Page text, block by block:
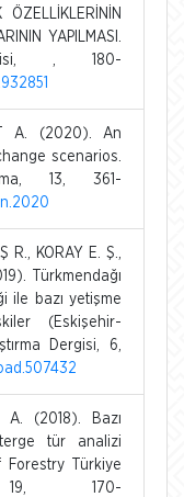
YAPILMASI.
, 180-
A. (2020). An
scenarios.
13, 361-
R., KORAY E. Ş.,
Türkmendağı
ile bazı yetişme
(Eskişehir-
Dergisi, 6,
A. (2018). Bazı
tür analizi
Türkiye
19, 170-